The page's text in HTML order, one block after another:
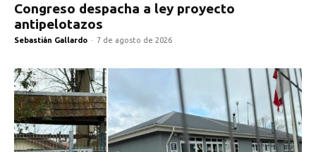
Congreso despacha a ley proyecto
antipelotazos
Sebastián Gallardo - 7 de agosto de 2026